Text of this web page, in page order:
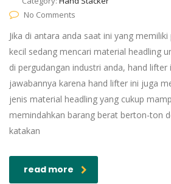
No Comments
Jika di antara anda saat ini yang
kecil sedang mencari material headling
di pergudangan industri anda, hand
jawabannya karena hand lifter ini juga
jenis material headling yang cukup
memindahkan barang berat berton-ton
katakan
read more